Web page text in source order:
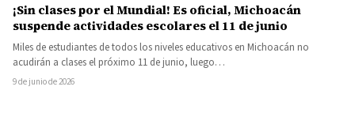
¡Sin clases por el Mundial! Es oficial, Michoacán
suspende actividades escolares el 11 de junio
Miles de estudiantes de todos los niveles educativos en Michoacán no
acudirán a clases el próximo 11 de junio, luego…
9 de junio de 2026